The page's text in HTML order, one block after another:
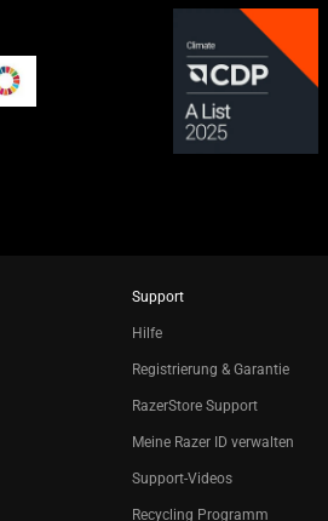
Support
Hilfe
Registrierung & Garantie
RazerStore Support
Meine Razer ID verwalten
Support-Videos
Recycling Programm